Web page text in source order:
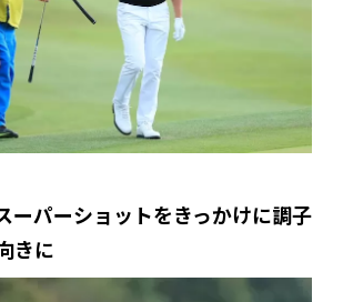
ーパーショットをきっかけに調子
きに